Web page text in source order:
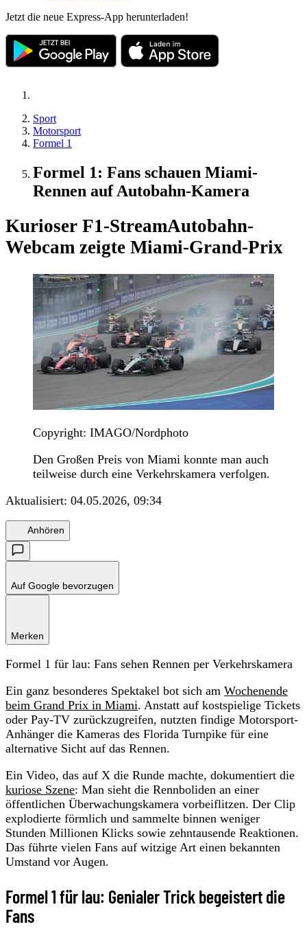
Jetzt die neue Express-App herunterladen!
Sport
Motorsport
Formel 1
Formel 1: Fans schauen Miami-
Rennen auf Autobahn-Kamera
Kurioser F1-StreamAutobahn-
Webcam zeigte Miami-Grand-Prix
Copyright: IMAGO/Nordphoto
Den Großen Preis von Miami konnte man auch
teilweise durch eine Verkehrskamera verfolgen.
Aktualisiert: 04.05.2026, 09:34
Anhören
Auf Google bevorzugen
Merken
Formel 1 für lau: Fans sehen Rennen per Verkehrskamera
Ein ganz besonderes Spektakel bot sich am Wochenende
beim Grand Prix in Miami. Anstatt auf kostspielige Tickets
oder Pay-TV zurückzugreifen, nutzten findige Motorsport-
Anhänger die Kameras des Florida Turnpike für eine
alternative Sicht auf das Rennen.
Ein Video, das auf X die Runde machte, dokumentiert die
kuriose Szene: Man sieht die Rennboliden an einer
öffentlichen Überwachungskamera vorbeiflitzen. Der Clip
explodierte förmlich und sammelte binnen weniger
Stunden Millionen Klicks sowie zehntausende Reaktionen.
Das führte vielen Fans auf witzige Art einen bekannten
Umstand vor Augen.
Formel 1 für lau: Genialer Trick begeistert die
Fans